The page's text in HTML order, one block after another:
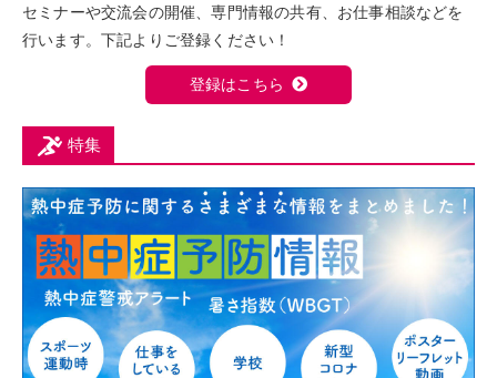
セミナーや交流会の開催、専門情報の共有、お仕事相談などを
行います。下記よりご登録ください！
登録はこちら
特集